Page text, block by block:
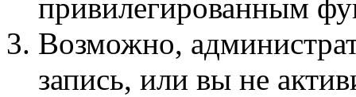
привилегированным
Возможно,
запись, или вы не